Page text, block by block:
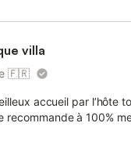
villa
🇫🇷
accueil par l’hôte
recommande à 100%